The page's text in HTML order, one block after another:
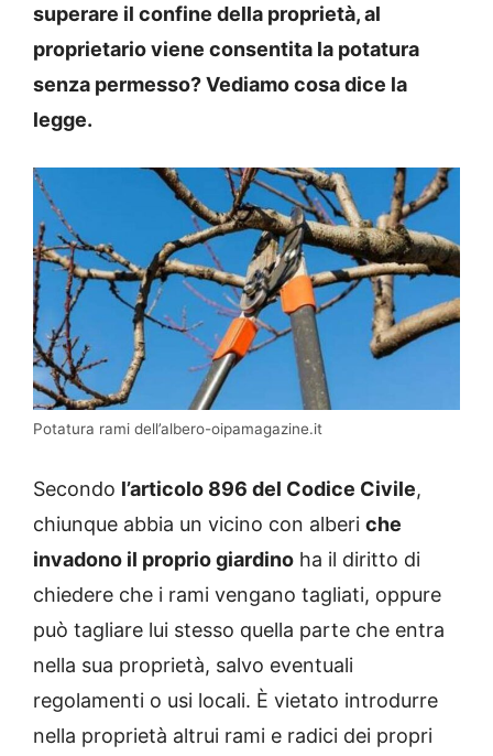
superare il confine della proprietà, al
proprietario viene consentita la potatura
senza permesso? Vediamo cosa dice la
legge.
Potatura rami dell’albero-oipamagazine.it
Secondo l’articolo 896 del Codice Civile,
chiunque abbia un vicino con alberi che
invadono il proprio giardino ha il diritto di
chiedere che i rami vengano tagliati, oppure
può tagliare lui stesso quella parte che entra
nella sua proprietà, salvo eventuali
regolamenti o usi locali. È vietato introdurre
nella proprietà altrui rami e radici dei propri